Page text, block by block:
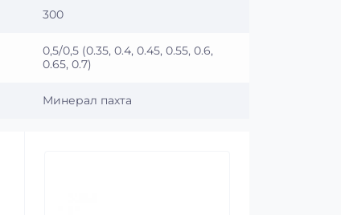
300
0,5/0,5 (0.35, 0.4, 0.45, 0.55, 0.6,
0.65, 0.7)
Минерал пахта